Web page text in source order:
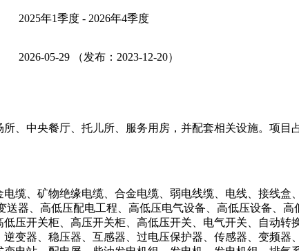
2025年1季度 - 2026年4季度
2026-05-29 （发布：2023-12-20）
、中央餐厅、托儿所、服务用房，并配套相关设施。项目
缆、矿物绝缘电缆、合金电缆、弱电线缆、电线、接线盒
器、高低压配电工程、高低压电气设备、高低压设备、
压开关柜、高压开关柜、高低压开关、电气开关、自动转
变器、稳压器、互感器、过电压保护器、传感器、变频器